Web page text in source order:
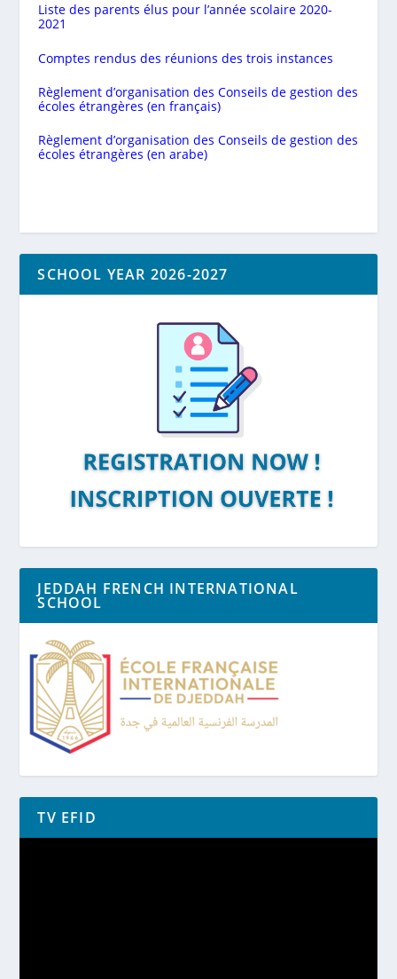
Liste des parents élus pour l’année scolaire 2020-
2021
Comptes rendus des réunions des trois instances
Règlement d’organisation des Conseils de gestion des
écoles étrangères (en français)
Règlement d’organisation des Conseils de gestion des
écoles étrangères (en arabe)
SCHOOL YEAR 2026-2027
JEDDAH FRENCH INTERNATIONAL
SCHOOL
TV EFID
Lecteur